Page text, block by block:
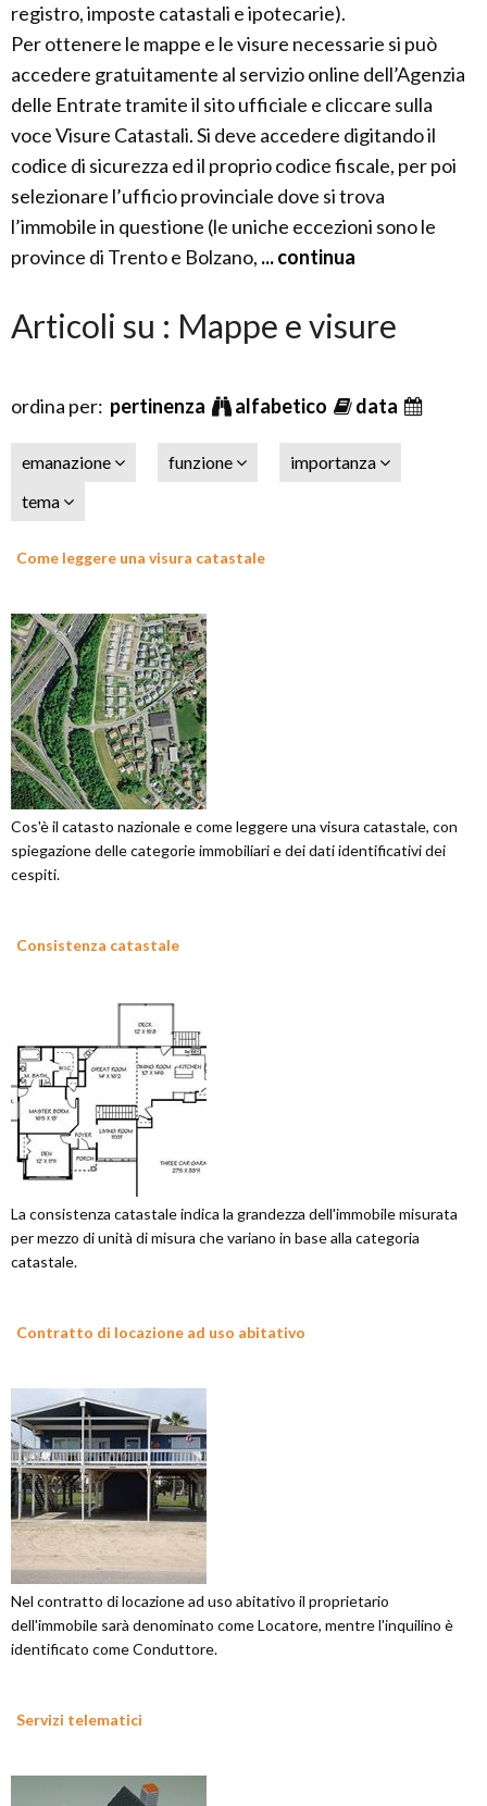
registro, imposte catastali e ipotecarie).
Per ottenere le mappe e le visure necessarie si può
accedere gratuitamente al servizio online dell’Agenzia
delle Entrate tramite il sito ufficiale e cliccare sulla
voce Visure Catastali. Si deve accedere digitando il
codice di sicurezza ed il proprio codice fiscale, per poi
selezionare l’ufficio provinciale dove si trova
l’immobile in questione (le uniche eccezioni sono le
province di Trento e Bolzano, ... continua
Articoli su : Mappe e visure
ordina per: pertinenza alfabetico data
emanazione funzione
importanza
tema
Come leggere una visura catastale
Cos'è il catasto nazionale e come leggere una visura catastale, con
spiegazione delle categorie immobiliari e dei dati identificativi dei
cespiti.
Consistenza catastale
La consistenza catastale indica la grandezza dell'immobile misurata
per mezzo di unità di misura che variano in base alla categoria
catastale.
Contratto di locazione ad uso abitativo
Nel contratto di locazione ad uso abitativo il proprietario
dell'immobile sarà denominato come Locatore, mentre l'inquilino è
identificato come Conduttore.
Servizi telematici